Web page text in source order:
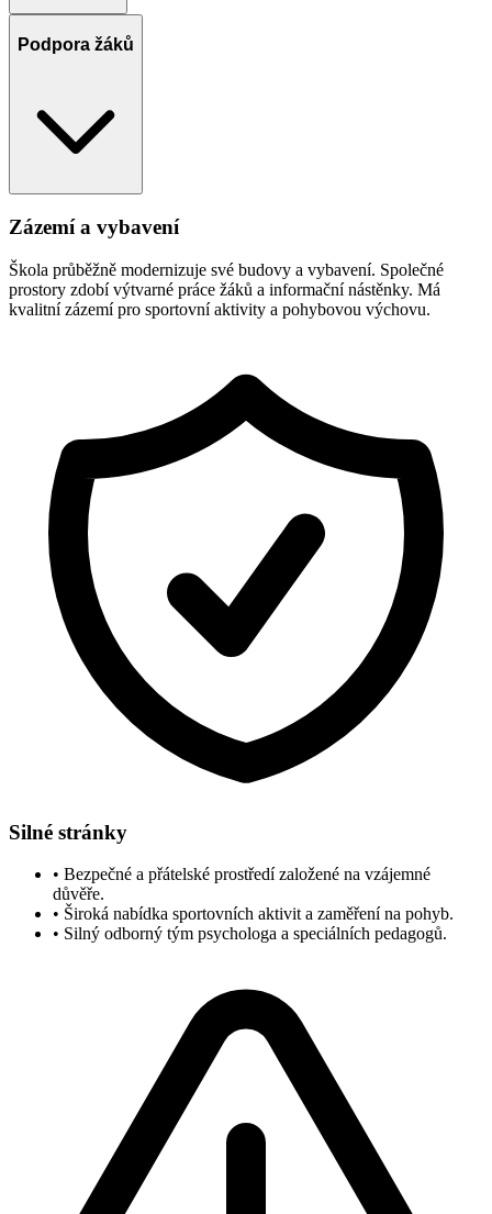
Podpora žáků
Zázemí a vybavení
Škola průběžně modernizuje své budovy a vybavení. Společné
prostory zdobí výtvarné práce žáků a informační nástěnky. Má
kvalitní zázemí pro sportovní aktivity a pohybovou výchovu.
Silné stránky
• Bezpečné a přátelské prostředí založené na vzájemné
důvěře.
• Široká nabídka sportovních aktivit a zaměření na pohyb.
• Silný odborný tým psychologa a speciálních pedagogů.